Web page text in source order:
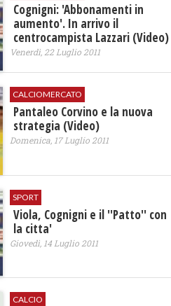
Cognigni: 'Abbonamenti in
aumento'. In arrivo il
centrocampista Lazzari (Video)
Venerdì, 22 Luglio 2011
CALCIOMERCATO
Pantaleo Corvino e la nuova
strategia (Video)
Domenica, 17 Luglio 2011
SPORT
Viola, Cognigni e il ''Patto'' con
la citta'
Giovedì, 14 Luglio 2011
CALCIO